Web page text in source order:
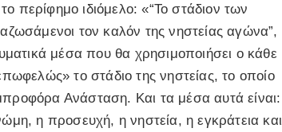
περίφημο ιδιόμελο: «“Το στάδιον των
τον καλόν της νηστείας αγώνα”,
μέσα που θα χρησιμοποιήσει ο κάθε
το στάδιο της νηστείας, το οποίο
Ανάσταση. Και τα μέσα αυτά είναι:
η προσευχή, η νηστεία, η εγκράτεια και